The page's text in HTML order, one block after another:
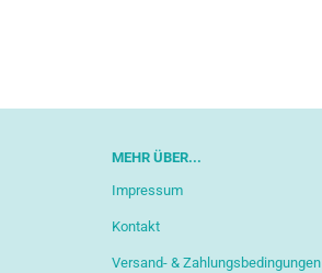
MEHR ÜBER...
Impressum
Kontakt
Versand- & Zahlungsbedingungen